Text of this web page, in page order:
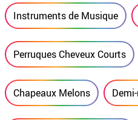
Instruments de Musique
Perruques Cheveux Courts
Chapeaux Melons